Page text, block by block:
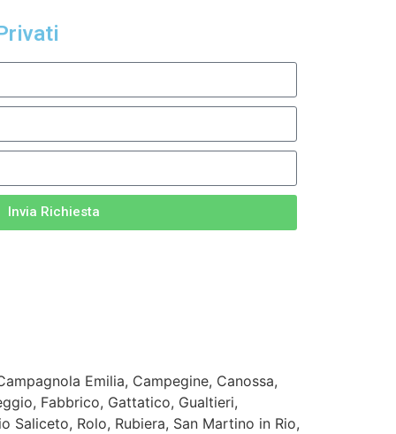
Invia Richiesta
Emilia, Campegine, Canossa,
Fabbrico, Gattatico, Gualtieri,
Saliceto, Rolo, Rubiera, San Martino in Rio,